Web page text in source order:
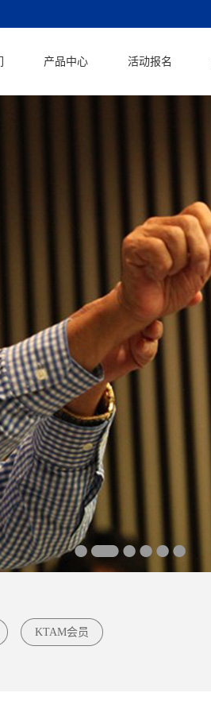
产品中心 活动报名
KTAM会员